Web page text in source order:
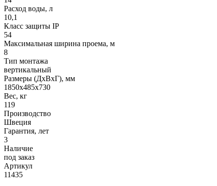
Расход воды, л
10,1
Класс защиты IP
54
Максимальная ширина проема, м
8
Тип монтажа
вертикальный
Размеры (ДхВхГ), мм
1850x485x730
Вес, кг
119
Производство
Швеция
Гарантия, лет
3
Наличие
под заказ
Артикул
11435